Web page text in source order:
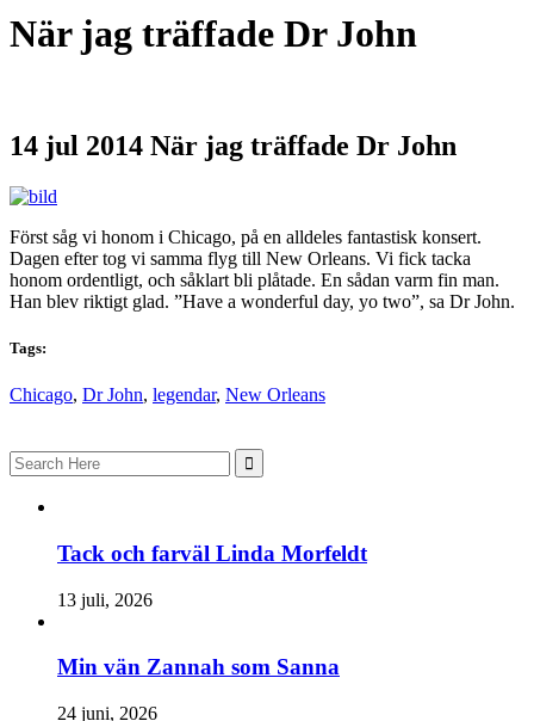
När jag träffade Dr John
14 jul 2014 När jag träffade Dr John
Först såg vi honom i Chicago, på en alldeles fantastisk konsert.
Dagen efter tog vi samma flyg till New Orleans. Vi fick tacka
honom ordentligt, och såklart bli plåtade. En sådan varm fin man.
Han blev riktigt glad. ”Have a wonderful day, yo two”, sa Dr John.
Tags:
Chicago, Dr John, legendar, New Orleans
Search
for:
Tack och farväl Linda Morfeldt
13 juli, 2026
Min vän Zannah som Sanna
24 juni, 2026